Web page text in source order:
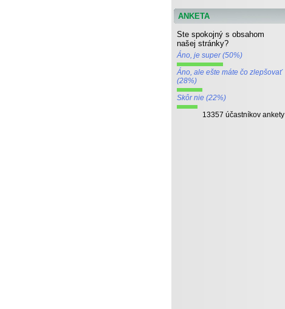
ANKETA
Ste spokojný s obsahom
našej stránky?
Áno, je super (50%)
Áno, ale ešte máte čo zlepšovať
(28%)
Skôr nie (22%)
13357 účastníkov ankety